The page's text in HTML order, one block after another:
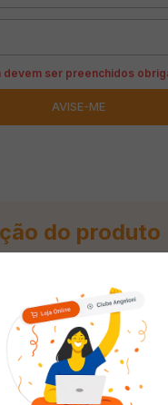
do produto